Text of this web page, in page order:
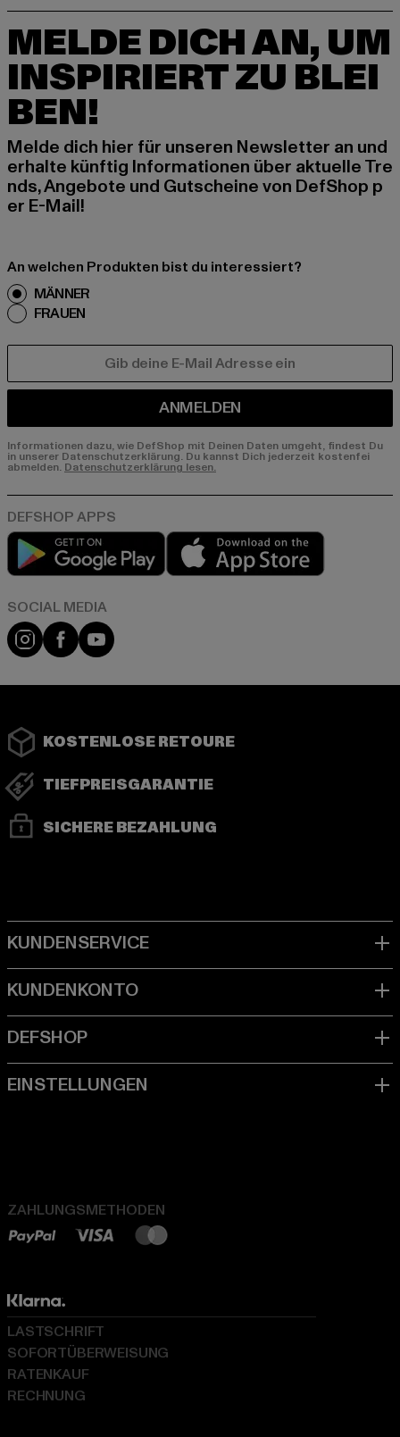
MELDE DICH AN, UM
INSPIRIERT ZU BLEI
BEN!
Melde dich hier für unseren Newsletter an und
erhalte künftig Informationen über aktuelle Tre
nds, Angebote und Gutscheine von DefShop p
er E-Mail!
An welchen Produkten bist du interessiert?
MÄNNER
FRAUEN
ANMELDEN
Informationen dazu, wie DefShop mit Deinen Daten umgeht, findest Du
in unserer Datenschutzerklärung. Du kannst Dich jederzeit kostenfei
abmelden. Datenschutzerklärung lesen.
Play market
Instagram
FacebookYouTube
KOSTENLOSE RETOURE
TIEFPREISGARANTIE
SICHERE BEZAHLUNG
ZAHLUNGSMETHODEN
LASTSCHRIFT
SOFORTÜBERWEISUNG
RATENKAUF
RECHNUNG